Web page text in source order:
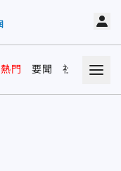
熱門 要聞 社會 娛樂